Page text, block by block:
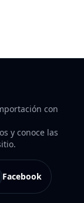
con
y conoce las
Facebook